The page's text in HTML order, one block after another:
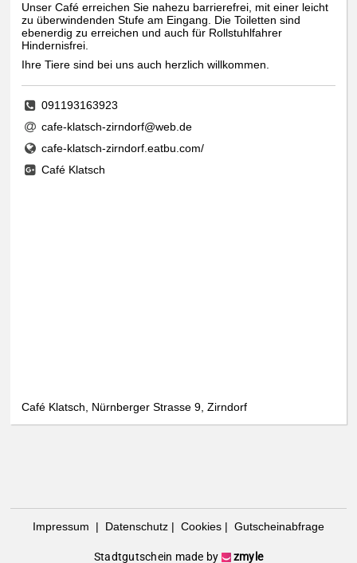
Unser Café erreichen Sie nahezu barrierefrei, mit einer leicht
zu überwindenden Stufe am Eingang. Die Toiletten sind
ebenerdig zu erreichen und auch für Rollstuhlfahrer
Hindernisfrei.
Ihre Tiere sind bei uns auch herzlich willkommen.
091193163923
cafe-klatsch-zirndorf@web.de
cafe-klatsch-zirndorf.eatbu.com/
Café Klatsch
Café Klatsch, Nürnberger Strasse 9, Zirndorf
Impressum | Datenschutz| Cookies| Gutscheinabfrage
Stadtgutschein made by zmyle